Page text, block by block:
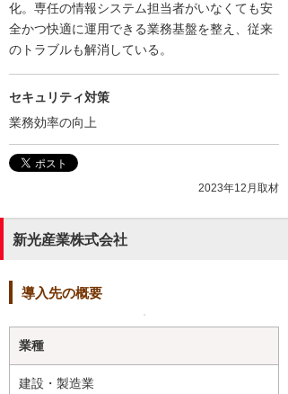
化。専任の情報システム担当者がいなくても安
全かつ快適に運用できる業務基盤を整え、従来
のトラブルも解消している。
セキュリティ対策
業務効率の向上
2023年12月取材
新光産業株式会社
導入先の概要
業種
建設・製造業